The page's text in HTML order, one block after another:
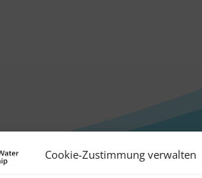
Cookie-Zustimmung verwalten